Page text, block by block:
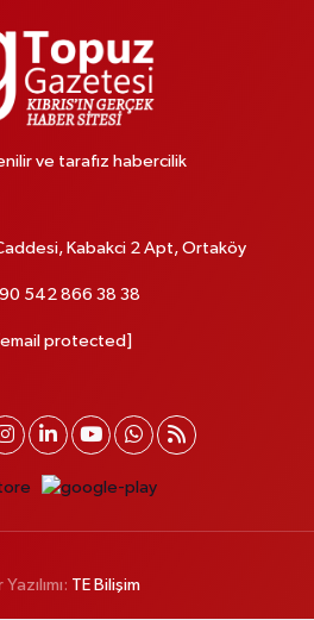
ve tarafız habercilik
Kabakci 2 Apt, Ortaköy
542 866 38 38
protected]
TE Bilişim